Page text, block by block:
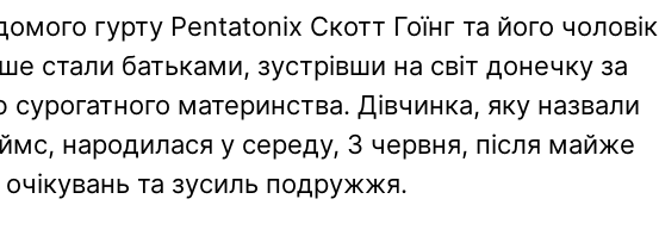
гурту Pentatonix Скотт Гоїнг та його чоловік
стали батьками, зустрівши на світ донечку за
материнства. Дівчинка, яку назвали
народилася у середу, 3 червня, після майже
очікувань та зусиль подружжя.